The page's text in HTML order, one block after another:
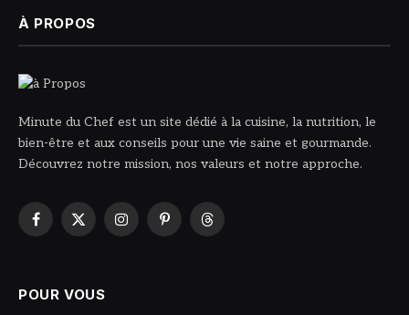
À PROPOS
Minute du Chef est un site dédié à la cuisine, la nutrition, le
bien-être et aux conseils pour une vie saine et gourmande.
Découvrez notre mission, nos valeurs et notre approche.
Facebook
X
InstagramPinterestThreads
POUR VOUS